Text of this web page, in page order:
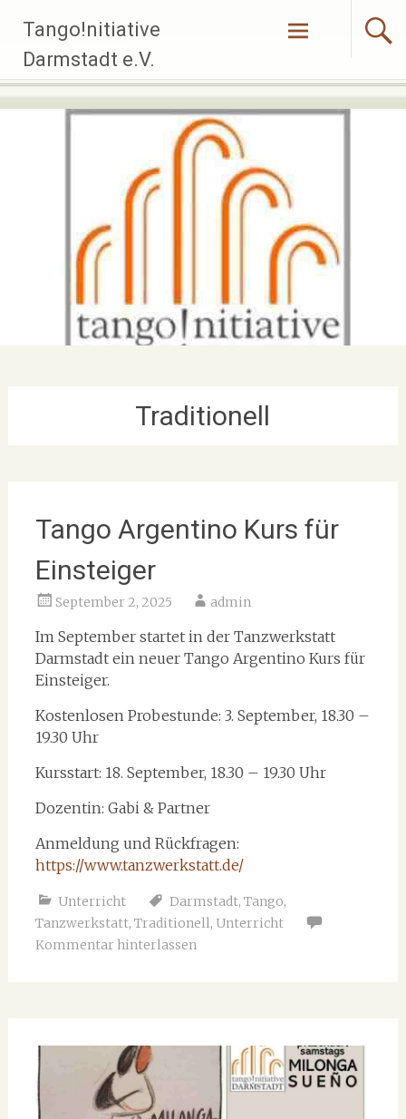
Inhalt
springen
Tango!nitiative
Darmstadt e.V.
Traditionell
Tango Argentino Kurs für
Einsteiger
September 2, 2025 admin
Im September startet in der Tanzwerkstatt
Darmstadt ein neuer Tango Argentino Kurs für
Einsteiger.
Kostenlosen Probestunde: 3. September, 18.30 –
19.30 Uhr
Kursstart: 18. September, 18.30 – 19.30 Uhr
Dozentin: Gabi & Partner
Anmeldung und Rückfragen:
https://www.tanzwerkstatt.de/
Unterricht Darmstadt, Tango,
Tanzwerkstatt, Traditionell, Unterricht
Kommentar hinterlassen